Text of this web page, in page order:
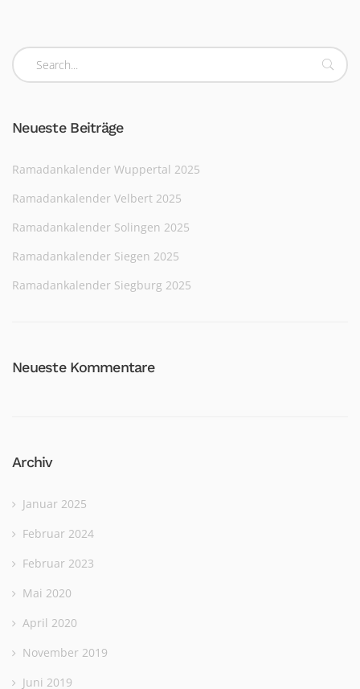
Neueste Beiträge
Ramadankalender Wuppertal 2025
Ramadankalender Velbert 2025
Ramadankalender Solingen 2025
Ramadankalender Siegen 2025
Ramadankalender Siegburg 2025
Neueste Kommentare
Archiv
Januar 2025
Februar 2024
Februar 2023
Mai 2020
April 2020
November 2019
Juni 2019